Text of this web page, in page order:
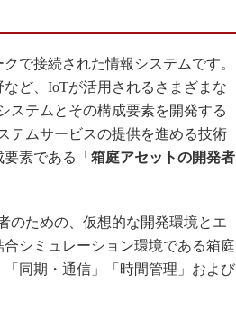
で接続された情報システムです。
ど、IoTが活用されるさまざまな
ステムとその構成要素を開発する
テムサービスの提供を進める技術
素である「 箱庭アセットの開発者
のための、仮想的な開発環境とエ
シミュレーション環境である箱庭
同期・通信」「時間管理」および